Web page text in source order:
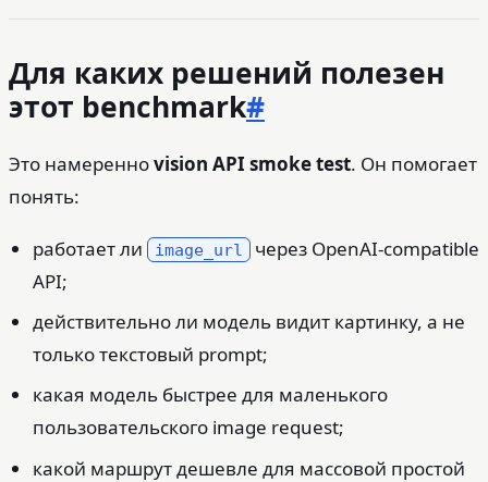
Для каких решений полезен
этот benchmark#
Это намеренноvision API smoke test. Он помогает
понять:
работает ли image_url через OpenAI-compatible
API;
действительно ли модель видит картинку, а не
только текстовый prompt;
какая модель быстрее для маленького
пользовательского image request;
какой маршрут дешевле для массовой простой